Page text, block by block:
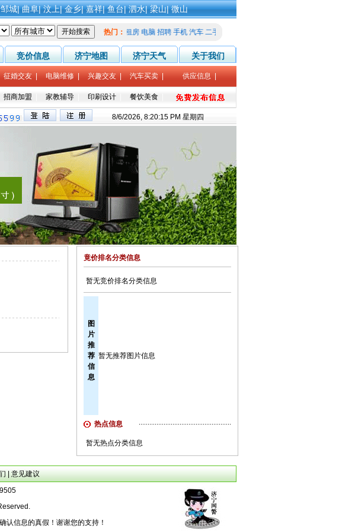
邹城|曲阜|汶上|金乡|嘉祥|鱼台|泗水|梁山|微山
热门：租房 电脑 招聘 手机 汽车 二手
竞价信息 济宁地图 济宁天气 关于我们
征婚交友 电脑维修| 兴趣交友| 汽车买卖| 供应信息
招商加盟 家教辅导| 印刷设计| 餐饮美食|
8/6/2026, 8:20:15 PM 星期四
竟价排名分类信息
暂无竞价排名分类信息
图
片
推
荐
信
息
暂无推荐图片信息
热点信息
暂无热点分类信息
意见建议
认信息的真假！谢谢您的支持！